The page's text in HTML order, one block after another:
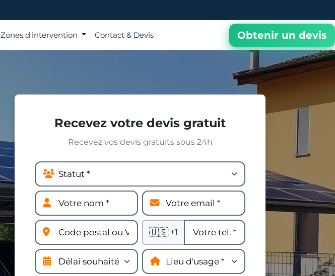
Zones d'intervention Contact & Devis Obtenir un devis
Recevez votre devis gratuit
Recevez vos devis gratuits sous 24h
🇺🇸 +1